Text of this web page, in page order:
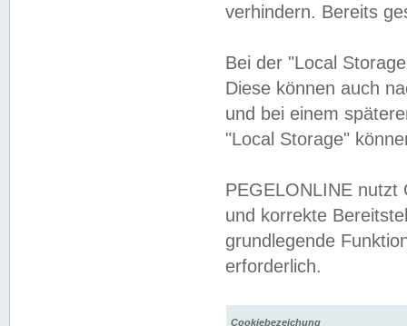
verhindern. Bereits
Bei der "Local
Diese können auch
und bei einem
"Local Storage"
PEGELONLINE nutzt
und korrekte
grundlegende
erforderlich.
Cookiebezeichung